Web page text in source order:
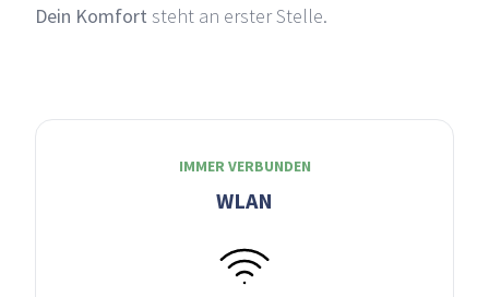
Dein Komfort steht an erster Stelle.
IMMER VERBUNDEN
WLAN